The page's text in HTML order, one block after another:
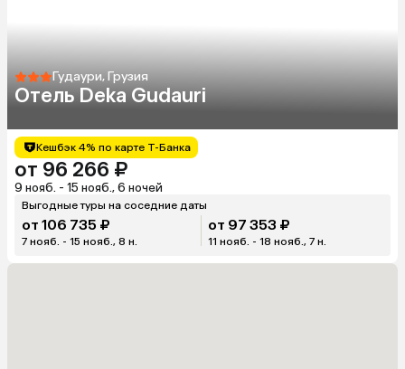
Гудаури, Грузия
Отель Deka Gudauri
Кешбэк 4% по карте Т-Банка
от 96 266 ₽
9 нояб. - 15 нояб., 6 ночей
Выгодные туры на соседние даты
от 106 735 ₽
7 нояб. - 15 нояб., 8 н.
от 97 353 ₽
11 нояб. - 18 нояб., 7 н.